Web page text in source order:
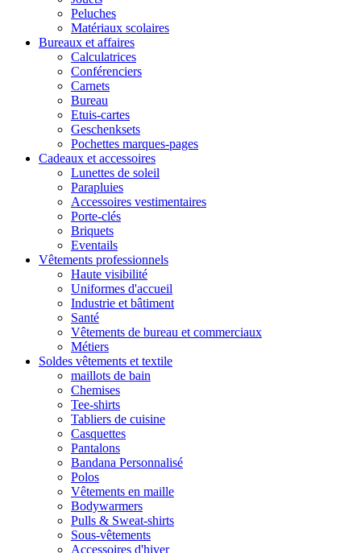
Peluches
Matériaux scolaires
Bureaux et affaires
Calculatrices
Conférenciers
Carnets
Bureau
Etuis-cartes
Geschenksets
Pochettes marques-pages
Cadeaux et accessoires
Lunettes de soleil
Parapluies
Accessoires vestimentaires
Porte-clés
Briquets
Eventails
Vêtements professionnels
Haute visibilité
Uniformes d'accueil
Industrie et bâtiment
Santé
Vêtements de bureau et commerciaux
Métiers
Soldes vêtements et textile
maillots de bain
Chemises
Tee-shirts
Tabliers de cuisine
Casquettes
Pantalons
Bandana Personnalisé
Polos
Vêtements en maille
Bodywarmers
Pulls & Sweat-shirts
Sous-vêtements
Accessoires d'hiver